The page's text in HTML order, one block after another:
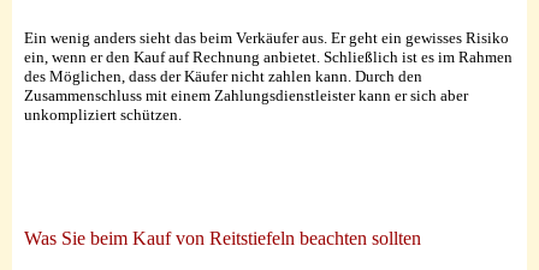
Ein wenig anders sieht das beim Verkäufer aus. Er geht ein gewisses Risiko
ein, wenn er den Kauf auf Rechnung anbietet. Schließlich ist es im Rahmen
des Möglichen, dass der Käufer nicht zahlen kann. Durch den
Zusammenschluss mit einem Zahlungsdienstleister kann er sich aber
unkompliziert schützen.
Was Sie beim Kauf von Reitstiefeln beachten sollten